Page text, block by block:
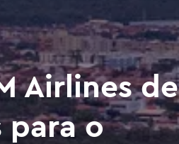
Airlines de
para o